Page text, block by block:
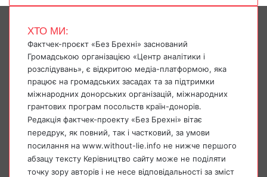
ХТО МИ:
Фактчек-проєкт «Без Брехні» заснований
Громадською організацією «Центр аналітики і
розслідувань», є відкритою медіа-платформою, яка
працює на громадських засадах та за підтримки
міжнародних донорських організацій, міжнародних
грантових програм посольств країн-донорів.
Редакція фактчек-проекту «Без Брехні» вітає
передрук, як повний, так і частковий, за умови
посилання на www.without-lie.info не нижче першого
абзацу тексту Керівництво сайту може не поділяти
точку зору авторів і не несе відповідальності за зміст